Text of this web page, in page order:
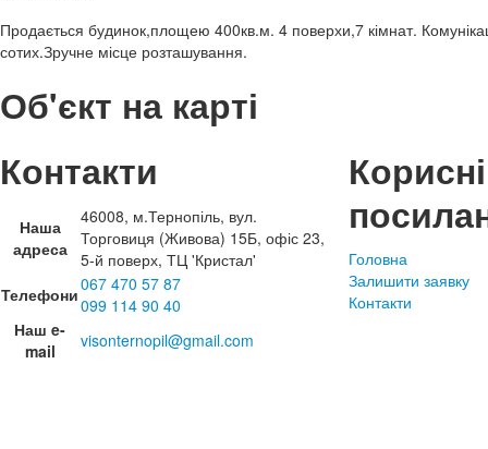
Продається будинок,площею 400кв.м. 4 поверхи,7 кімнат.
сотих.Зручне місце розташування.
Об'єкт на карті
Контакти
Наша
адреса
46008, м.Тернопіль, вул.
Торговиця (Живова) 15Б, офіс 23,
5-й поверх, ТЦ 'Кристал'
Телефони067 470 57 87
099 114 90 40
Наш e-
mail
visonternopil@gmail.com
Корисні
Головна
Залишити заявку
Контакти